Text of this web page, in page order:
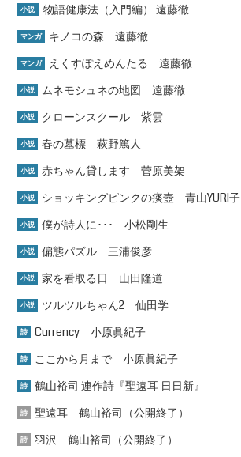
小説 物語健康法（入門編） 遠藤徹
マンガ キノコの森 遠藤徹
マンガ えくすぽえめんたる 遠藤徹
小説 ムネモシュネの地図 遠藤徹
小説 クローンスクール 紫雲
小説 春の墓標 萩野篤人
小説 赤ちゃん貸します 菅原美架
小説 ショッキングピンクの痰壺 青山YURI子
小説 僕が詩人に･･･ 小松剛生
小説 偏態パズル 三浦俊彦
小説 家を看取る日 山田隆道
小説 ツルツルちゃん2 仙田学
詩 Currency 小原眞紀子
詩 ここから月まで 小原眞紀子
詩 鶴山裕司 連作詩『聖遠耳 日日新』
詩 聖遠耳 鶴山裕司（公開終了）
詩 羽沢 鶴山裕司（公開終了）